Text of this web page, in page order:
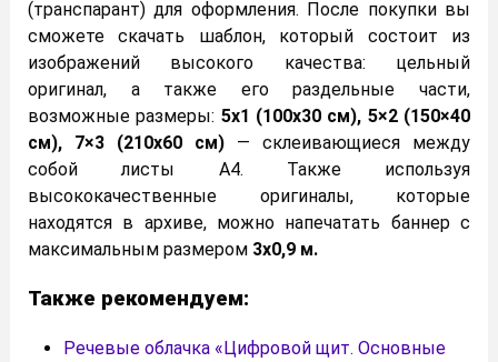
(транспарант) для оформления. После покупки вы
сможете скачать шаблон, который состоит из
изображений высокого качества: цельный
оригинал, а также его раздельные части,
возможные размеры: 5х1 (100х30 см), 5×2 (150×40
см), 7×3 (210х60 см) — склеивающиеся между
собой листы А4. Также используя
высококачественные оригиналы, которые
находятся в архиве, можно напечатать баннер с
максимальным размером 3х0,9 м.
Также рекомендуем:
Речевые облачка «Цифровой щит. Основные